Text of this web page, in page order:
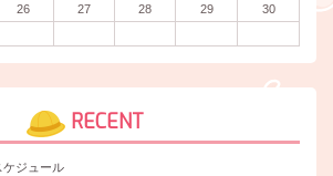
26 27 28 29
30
RECENT
ケジュール